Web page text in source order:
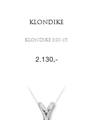
KLONDIKE
KLONDIKE 0,03 ct.
2.130,-